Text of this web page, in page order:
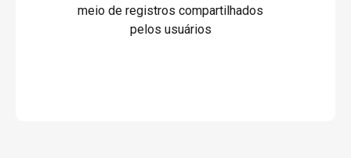
meio de registros compartilhados
pelos usuários